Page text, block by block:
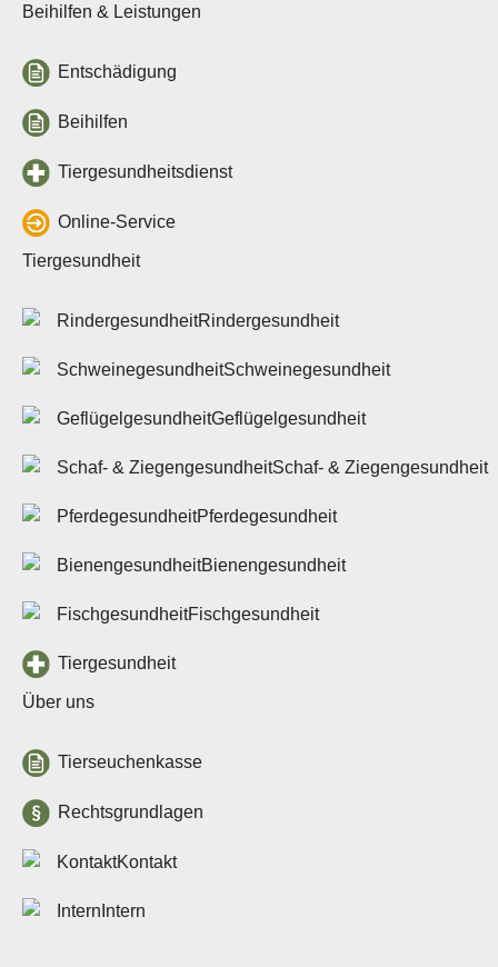
Beihilfen & Leistungen
Entschädigung
Beihilfen
Tiergesundheitsdienst
Online-Service
Tiergesundheit
Rindergesundheit
Schweinegesundheit
Geflügelgesundheit
Schaf- & Ziegengesundheit
Pferdegesundheit
Bienengesundheit
Fischgesundheit
Tiergesundheit
Über uns
Tierseuchenkasse
Rechtsgrundlagen
Kontakt
Intern